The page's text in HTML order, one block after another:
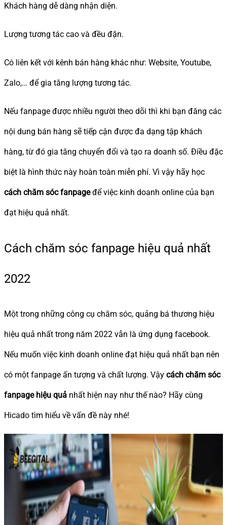
Khách hàng dễ dàng nhận diện.
Lượng tương tác cao và đều đặn.
Có liên kết với kênh bán hàng khác như: Website, Youtube,
Zalo,… để gia tăng lượng tương tác.
Nếu fanpage được nhiều người theo dõi thì khi bạn đăng các
nội dung bán hàng sẽ tiếp cận được đa dạng tập khách
hàng, từ đó gia tăng chuyển đổi và tạo ra doanh số. Điều đặc
biệt là hình thức này hoàn toàn miễn phí. Vì vậy hãy học
cách chăm sóc fanpageđể việc kinh doanh online của bạn
đạt hiệu quả nhất.
Cách chăm sóc fanpage hiệu quả nhất
2022
Một trong những công cụ chăm sóc, quảng bá thương hiệu
hiệu quả nhất trong năm 2022 vẫn là ứng dụng facebook.
Nếu muốn việc kinh doanh online đạt hiệu quả nhất bạn nên
có một fanpage ấn tượng và chất lượng. Vậy cách chăm sóc
fanpage hiệu quả nhất hiện nay như thế nào? Hãy cùng
Hicado tìm hiểu về vấn đề này nhé!